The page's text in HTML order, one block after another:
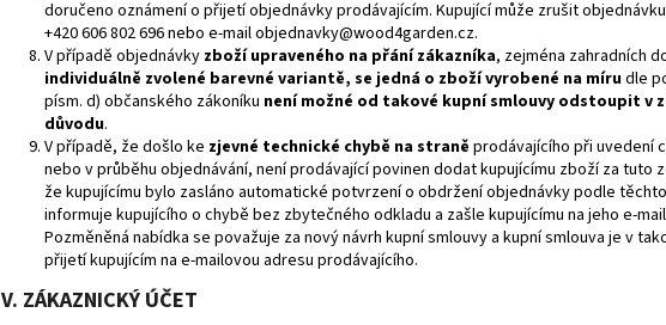
doručeno oznámení o přijetí objednávky prodávajícím. Kupující může zrušit
+420 606 802 696 nebo e-mailobjednavky@wood4garden.cz.
V případě objednávky zboží upraveného na přání zákazníka, zejména zahradních
individuálně zvolené barevné variantě, se jedná o zboží vyrobené na mírudle
písm. d) občanského zákoníku není možné od takové kupní smlouvy odstoupit v
důvodu.
V případě, že došlo ke zjevné technické chybě na straně prodávajícího při uvedení
nebo v průběhu objednávání, není prodávající povinen dodat kupujícímu zboží za tuto
že kupujícímu bylo zasláno automatické potvrzení o obdržení objednávky podle
informuje kupujícího o chybě bez zbytečného odkladu a zašle kupujícímu na jeho e-
Pozměněná nabídka se považuje za nový návrh kupní smlouvy a kupní smlouva je v
přijetí kupujícím na e-mailovou adresu prodávajícího.
V. ZÁKAZNICKÝ ÚČET